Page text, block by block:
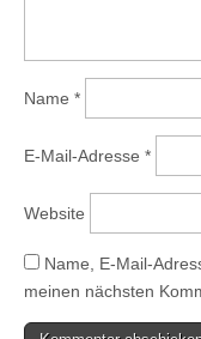
Name *
E-Mail-Adresse *
Website
Name, E-Mail-
meinen nächsten